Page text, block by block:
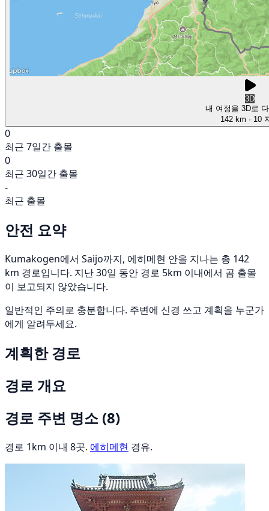
3D
내 여정을 3D로
142 km · 10
0
최근 7일간 출몰
0
최근 30일간 출몰
-
최근 출몰
안전 요약
Kumakogen에서 Saijo까지, 에히메현 안을 지나는 총 142
km 경로입니다. 지난 30일 동안 경로 5km 이내에서 곰 출몰
이 보고되지 않았습니다.
일반적인 주의로 충분합니다. 주변에 신경 쓰고 계획을 누군가
에게 알려두세요.
계획한 경로
경로 개요
경로 주변 명소 (8)
경로 1km 이내 8곳. 에히메현 경유.